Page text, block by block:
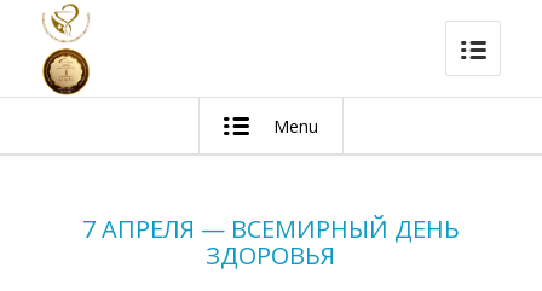
Menu
7 АПРЕЛЯ — ВСЕМИРНЫЙ ДЕНЬ
ЗДОРОВЬЯ